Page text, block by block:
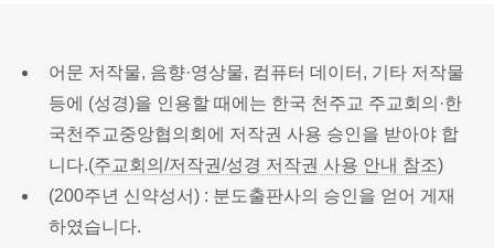
어문 저작물, 음향·영상물, 컴퓨터 데이터, 기타 저작물
등에 (성경)을 인용할 때에는 한국 천주교 주교회의·한
국천주교중앙협의회에 저작권 사용 승인을 받아야 합
니다.(주교회의/저작권/성경 저작권 사용 안내 참조)
(200주년 신약성서) : 분도출판사의 승인을 얻어 게재
하였습니다.